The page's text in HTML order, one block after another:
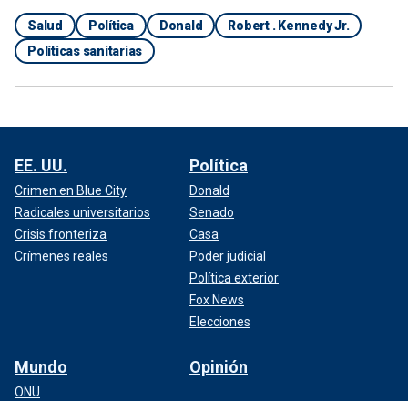
Salud Política Donald
Robert . Kennedy Jr.
Políticas sanitarias
EE. UU.
Crimen en Blue City
Radicales universitarios
Crisis fronteriza
Crímenes reales
Política
Donald
Senado
Casa
Poder judicial
Política exterior
Fox News
Elecciones
Mundo
ONU
Opinión